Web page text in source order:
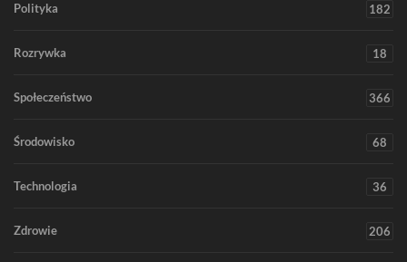
Polityka 182
Rozrywka 18
Społeczeństwo 366
Środowisko 68
Technologia 36
Zdrowie 206